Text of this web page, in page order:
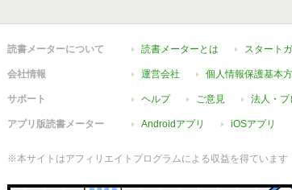
読書メーターについて 読書メーターとは スタート
会社情報 運営会社 個人情報保護基本
サポート ヘルプ ご意見 法人・プ
アプリ版読書メーター Androidアプリ iOSアプリ
※本サイトはアフィリエイトプログラムによる収益を得ています